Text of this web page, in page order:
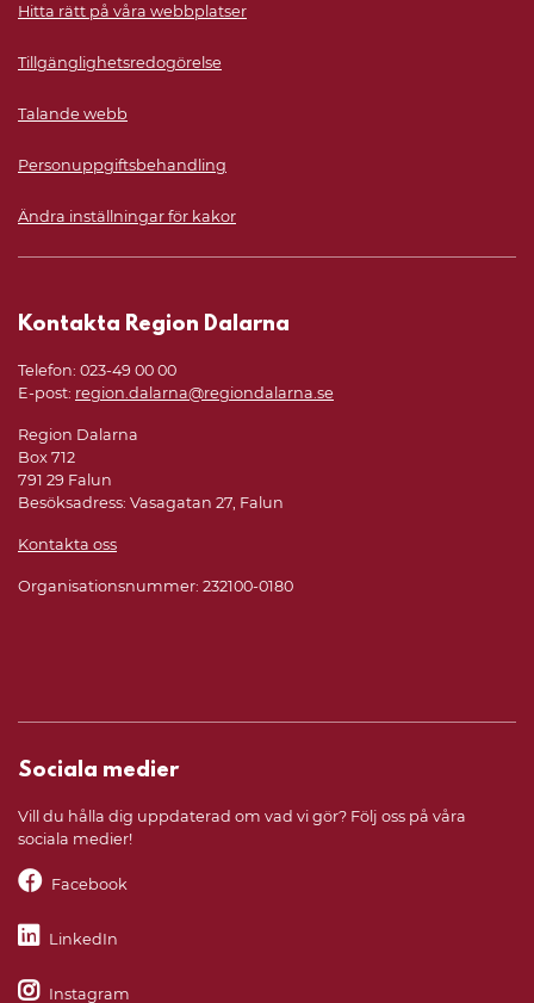
Hitta rätt på våra webbplatser
Tillgänglighetsredogörelse
Talande webb
Personuppgiftsbehandling
Ändra inställningar för kakor
Kontakta Region Dalarna
Telefon: 023-49 00 00
E-post: region.dalarna@regiondalarna.se
Region Dalarna
Box 712
791 29 Falun
Besöksadress: Vasagatan 27, Falun
Kontakta oss
Organisationsnummer: 232100-0180
Sociala medier
Vill du hålla dig uppdaterad om vad vi gör? Följ oss på våra
sociala medier!
Facebook
LinkedIn
Instagram